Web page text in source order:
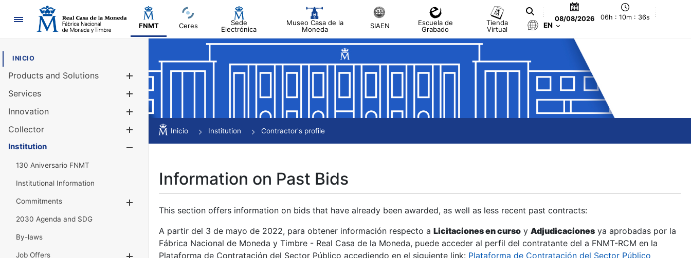
Navigation
FNMT Ceres
Sede
Electrónica
Museo Casa de la
Moneda
SIAEN
Escuela de
Grabado
Tienda
Virtual
08/08/2026 06h : 10m : 37s
EN
INICIO
Products and Solutions
Services
Innovation
Collector
Show/Hide
Institution
130 Aniversario FNMT
Institutional Information
Commitments
2030 Agenda and SDG
By-laws
Job Offers
Inicio Institution Contractor's profile
Information on Past Bids
This section offers information on bids that have already been awarded, as well as less recent past contracts:
A partir del 3 de mayo de 2022, para obtener información respecto a Licitaciones en curso y Adjudicaciones ya aprobadas por la
Fábrica Nacional de Moneda y Timbre - Real Casa de la Moneda, puede acceder al perfil del contratante del a FNMT-RCM en la
Plataforma de Contratación del Sector Público accediendo en el siguiente link: Plataforma de Contratación del Sector Público